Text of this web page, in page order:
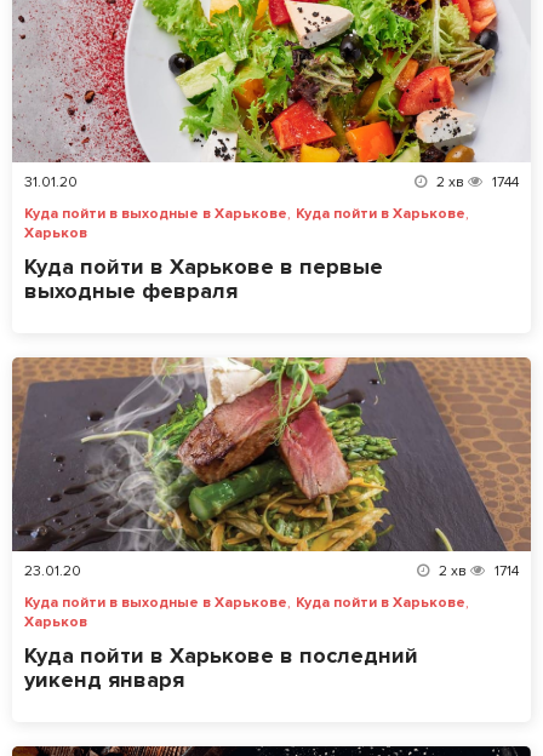
31.01.20 2 хв
1744
Куда пойти в выходные в Харькове, Куда пойти в Харькове,
Харьков
Куда пойти в Харькове в первые
выходные февраля
23.01.20 2 хв
1714
Куда пойти в выходные в Харькове, Куда пойти в Харькове,
Харьков
Куда пойти в Харькове в последний
уикенд января